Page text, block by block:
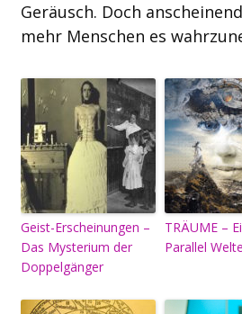
Geräusch. Doch
mehr Menschen es
Geist-Erscheinungen –
Das Mysterium der
Doppelgänger
TRÄUME –
Parallel